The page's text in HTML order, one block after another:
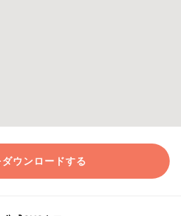
ウンロードする